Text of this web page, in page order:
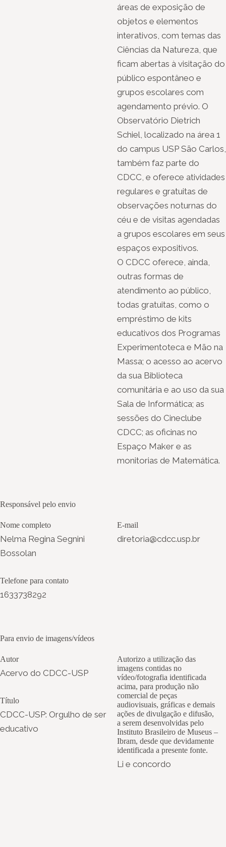
áreas de exposição de
objetos e elementos
interativos, com temas das
Ciências da Natureza, que
ficam abertas à visitação do
público espontâneo e
grupos escolares com
agendamento prévio. O
Observatório Dietrich
Schiel, localizado na área 1
do campus USP São Carlos,
também faz parte do
CDCC, e oferece atividades
regulares e gratuitas de
observações noturnas do
céu e de visitas agendadas
a grupos escolares em seus
espaços expositivos.
O CDCC oferece, ainda,
outras formas de
atendimento ao público,
todas gratuitas, como o
empréstimo de kits
educativos dos Programas
Experimentoteca e Mão na
Massa; o acesso ao acervo
da sua Biblioteca
comunitária e ao uso da sua
Sala de Informática; as
sessões do Cineclube
CDCC; as oficinas no
Espaço Maker e as
monitorias de Matemática.
Responsável pelo envio
Nome completo
Nelma Regina Segnini
Bossolan
Telefone para contato
1633738292
E-mail
diretoria@cdcc.usp.br
Para envio de imagens/vídeos
Autor
Acervo do CDCC-USP
Título
CDCC-USP: Orgulho de ser
educativo
Autorizo a utilização das
imagens contidas no
vídeo/fotografia identificada
acima, para produção não
comercial de peças
audiovisuais, gráficas e demais
ações de divulgação e difusão,
a serem desenvolvidas pelo
Instituto Brasileiro de Museus –
Ibram, desde que devidamente
identificada a presente fonte.
Li e concordo